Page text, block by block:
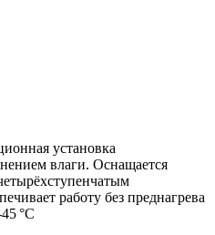
установка
влаги. Оснащается
работу без преднагрева
°C